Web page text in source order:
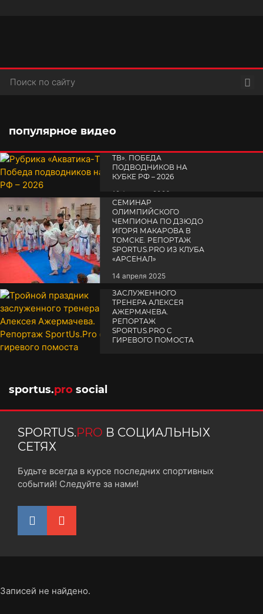
популярное видео
TВ». ПОБЕДА
ПОДВОДНИКОВ НА
КУБКЕ РФ – 2026
19 февраля 2026
СЕМИНАР
ОЛИМПИЙСКОГО
ЧЕМПИОНА ПО ДЗЮДО
ИГОРЯ МАКАРОВА В
ТОМСКЕ. РЕПОРТАЖ
SPORTUS.PRO ИЗ КЛУБА
«АРСЕНАЛ»
14 апреля 2025
ТРОЙНОЙ ПРАЗДНИК
ЗАСЛУЖЕННОГО
ТРЕНЕРА АЛЕКСЕЯ
АЖЕРМАЧЕВА.
РЕПОРТАЖ
SPORTUS.PRO С
ГИРЕВОГО ПОМОСТА
sportus.pro social
SPORTUS.PRO В СОЦИАЛЬНЫХ
СЕТЯХ
Будьте всегда в курсе последних спортивных
событий! Следуйте за нами!
Записей не найдено.